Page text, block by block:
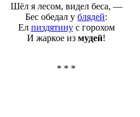
Шёл я лесом, видел беса, —
Бес обедал у блядей:
Ел пиздятинус горохом
И жаркое из мудей!
* * *